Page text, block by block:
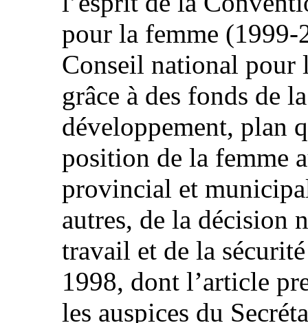
pour la femme (1999-
Conseil national pour
grâce à des fonds de
développement, plan
position de la femme
provincial et
autres, de la décision
travail et de la
1998, dont l’article
les auspices du